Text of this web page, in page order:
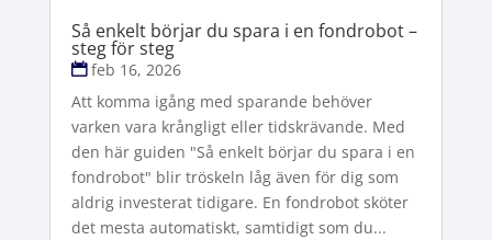
Så enkelt börjar du spara i en fondrobot –
steg för steg
feb 16, 2026
Att komma igång med sparande behöver
varken vara krångligt eller tidskrävande. Med
den här guiden "Så enkelt börjar du spara i en
fondrobot" blir tröskeln låg även för dig som
aldrig investerat tidigare. En fondrobot sköter
det mesta automatiskt, samtidigt som du...